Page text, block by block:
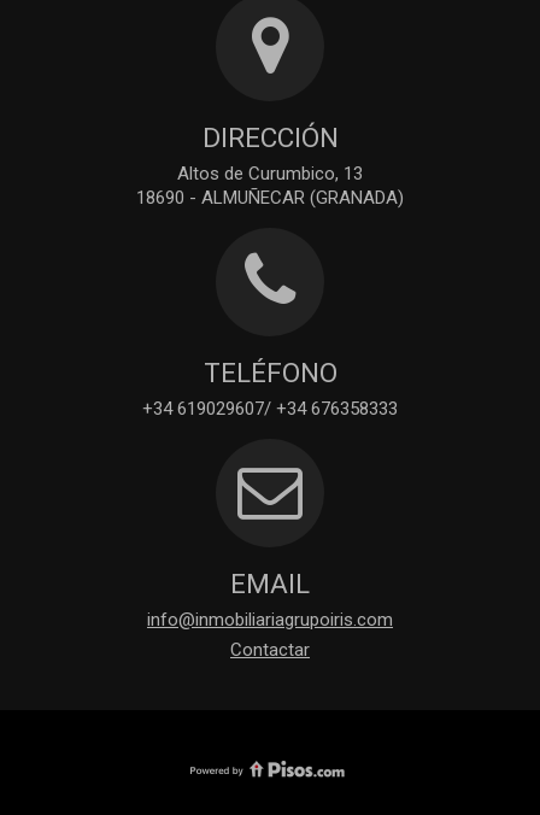
DIRECCIÓN
Altos de Curumbico, 13
18690 - ALMUÑECAR (GRANADA)
TELÉFONO
+34 619029607/ +34 676358333
EMAIL
info@inmobiliariagrupoiris.com
Contactar